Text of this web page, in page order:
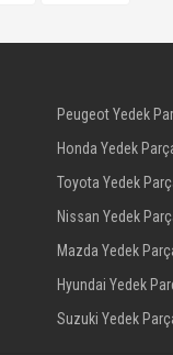
Peugeot Yedek
Honda Yedek
Toyota Yedek
Nissan Yedek
Mazda Yedek
Hyundai Yedek
Suzuki Yedek